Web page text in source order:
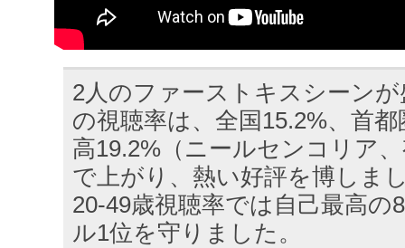
2人のファーストキスシーン
の視聴率は、全国15.2%、首
高19.2%（ニールセンコリア
で上がり、熱い好評を博しま
20-49歳視聴率では自己最高の
ル1位を守りました。